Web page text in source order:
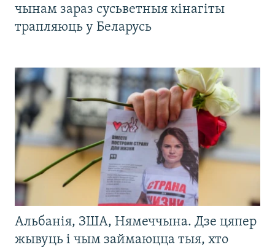
чынам зараз сусьветныя кінагіты
трапляюць у Беларусь
Альбанія, ЗША, Нямеччына. Дзе цяпер
жывуць і чым займаюцца тыя, хто